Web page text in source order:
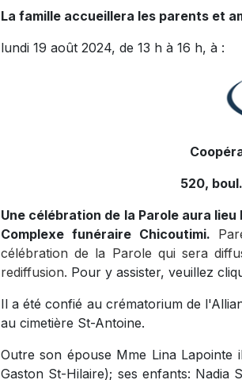
La famille accueillera les parents et
lundi 19 août 2024, de 13 h à 16 h, à :
520,
Une célébration de la Parole aura lieu
Complexe funéraire Chicoutimi.
célébration de la Parole qui sera
rediffusion. Pour y assister, veuillez
Il a été confié au crématorium de
au cimetière St-Antoine.
Outre son épouse Mme Lina
Gaston St-Hilaire); ses enfants: Nadia